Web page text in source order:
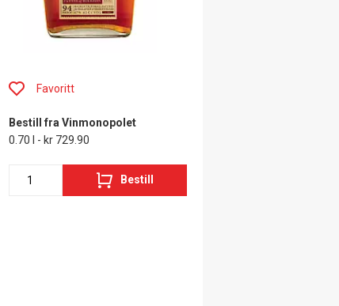
Favoritt
Bestill fra Vinmonopolet
0.70 l - kr 729.90
Bestill